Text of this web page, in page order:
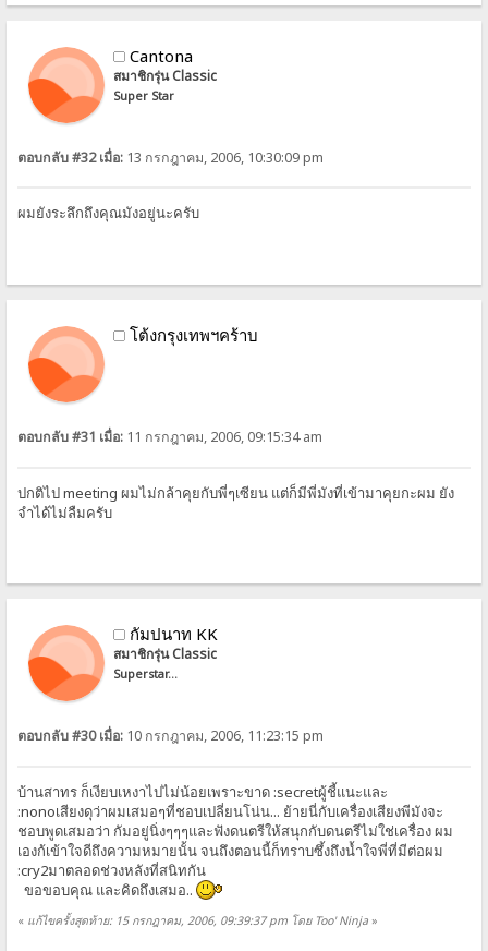
Cantona
สมาชิกรุ่น Classic
Super Star
ตอบกลับ #32 เมื่อ: 13 กรกฎาคม, 2006, 10:30:09 pm
ผมยังระลึกถึงคุณมังอยู่นะครับ
โต้งกรุงเทพฯคร้าบ
ตอบกลับ #31 เมื่อ: 11 กรกฎาคม, 2006, 09:15:34 am
ปกติไป meeting ผมไม่กล้าคุยกับพี่ๆเซียน แต่ก็มีพี่มังที่เข้ามาคุยกะผม ยัง
จำได้ไม่ลืมครับ
กัมปนาท KK
สมาชิกรุ่น Classic
Superstar...
ตอบกลับ #30 เมื่อ: 10 กรกฎาคม, 2006, 11:23:15 pm
บ้านสาทร ก็เงียบเหงาไปไม่น้อยเพราะขาด :secretผู้ชี้แนะและ
:nonoเสียงดุว่าผมเสมอๆที่ชอบเปลี่ยนโน่น... ย้ายนี่กับเครื่องเสียงพีมังจะ
ชอบพูดเสมอว่า กัมอยู่นิ่งๆๆๆและฟังดนตรีให้สนุกกับดนตรีไม่ใช่เครื่อง ผม
เองก้เข้าใจดีถึงความหมายนั้น จนถึงตอนนี้ก็ทราบซึ้งถึงน้ำใจพี่ที่มีต่อผม
:cry2มาตลอดช่วงหลังที่สนิทกัน
ขอขอบคุณ และคิดถึงเสมอ..
« แก้ไขครั้งสุดท้าย: 15 กรกฎาคม, 2006, 09:39:37 pm โดย Too' Ninja »